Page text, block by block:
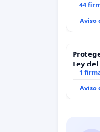
todo el
44
Aviso
Ley
1
Aviso